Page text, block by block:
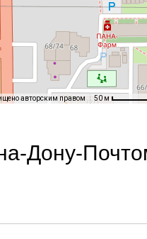
авторским правом 50 м
Дону-